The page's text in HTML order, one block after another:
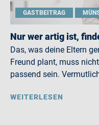
GASTBEITRAG
Nur wer artig ist,
Das, was deine Eltern
Freund plant, muss
passend sein.
WEITERLESEN